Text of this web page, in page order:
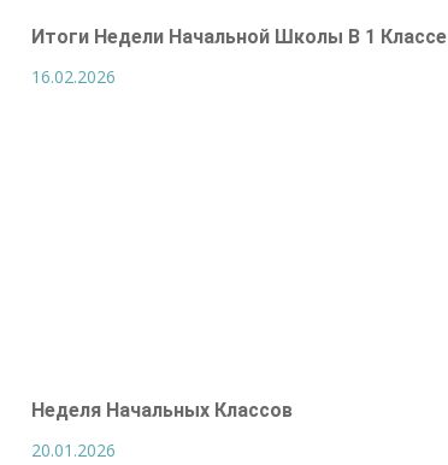
Итоги Недели Начальной Школы В 1 Классе
16.02.2026
Неделя Начальных Классов
20.01.2026